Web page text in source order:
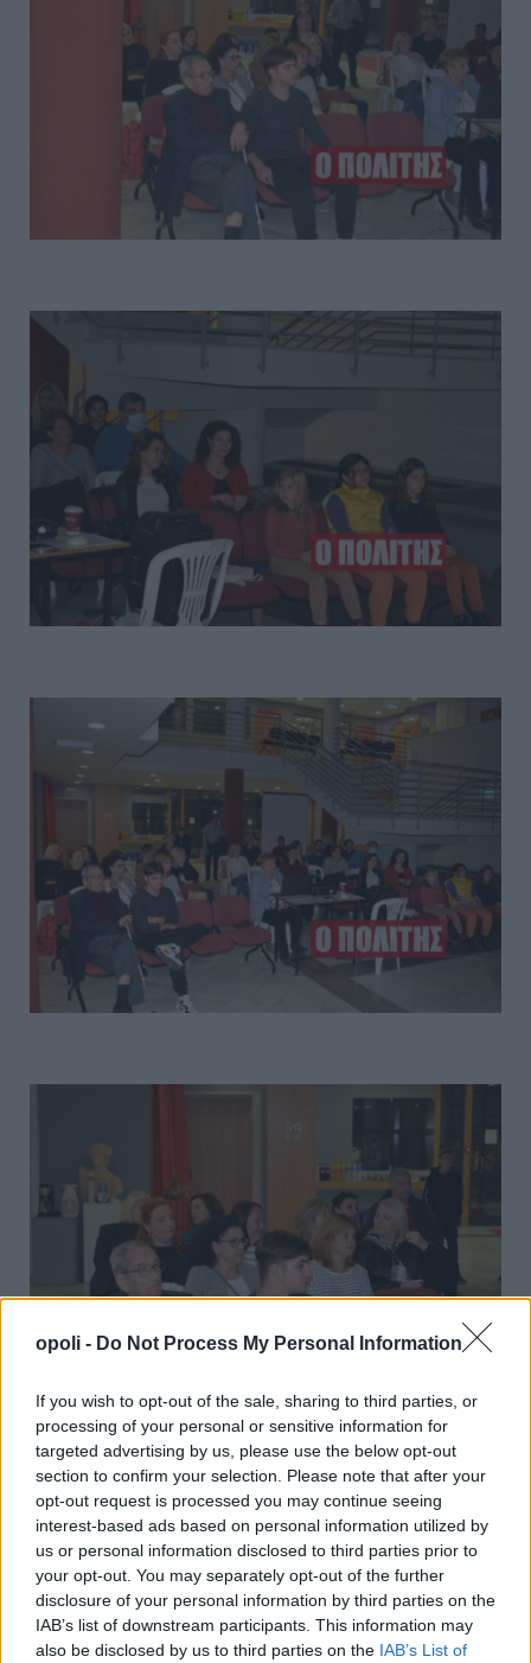
opoli - Do Not Process My Personal Information
If you wish to opt-out of the sale, sharing to third parties, or
processing of your personal or sensitive information for
targeted advertising by us, please use the below opt-out
section to confirm your selection. Please note that after your
opt-out request is processed you may continue seeing
interest-based ads based on personal information utilized by
us or personal information disclosed to third parties prior to
your opt-out. You may separately opt-out of the further
disclosure of your personal information by third parties on the
IAB’s list of downstream participants. This information may
also be disclosed by us to third parties on the IAB’s List of